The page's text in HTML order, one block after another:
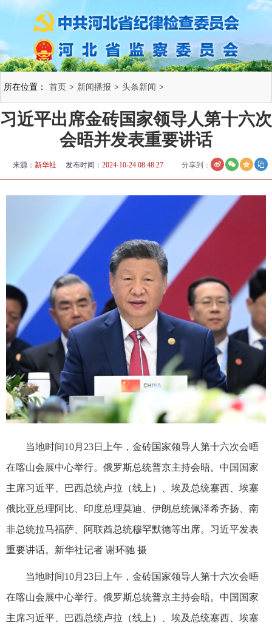
所在位置： 首页 > 新闻播报 > 头条新闻 >
习近平出席金砖国家领导人第十六次
会晤并发表重要讲话
来源： 新华社 发布时间： 2024-10-24 08:48:27 分享到：
当地时间10月23日上午，金砖国家领导人第十六次会晤
在喀山会展中心举行。俄罗斯总统普京主持会晤。中国国家
主席习近平、巴西总统卢拉（线上）、埃及总统塞西、埃塞
俄比亚总理阿比、印度总理莫迪、伊朗总统佩泽希齐扬、南
非总统拉马福萨、阿联酋总统穆罕默德等出席。习近平发表
重要讲话。新华社记者 谢环驰 摄
当地时间10月23日上午，金砖国家领导人第十六次会晤
在喀山会展中心举行。俄罗斯总统普京主持会晤。中国国家
主席习近平、巴西总统卢拉（线上）、埃及总统塞西、埃塞